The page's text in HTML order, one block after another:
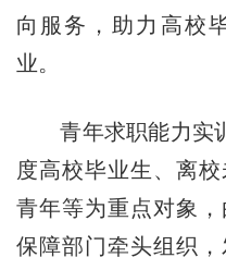
向服务，助力高校
业。
青年求职能力实
度高校毕业生、离
青年等为重点对象
保障部门牵头组织